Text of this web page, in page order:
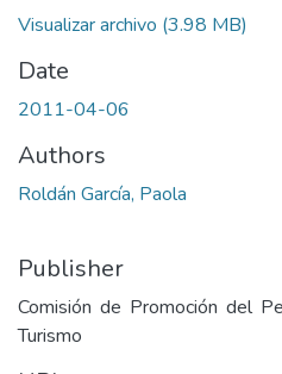
Visualizar archivo (3.98 MB)
Date
2011-04-06
Authors
Roldán García, Paola
Publisher
Comisión de Promoción del
Turismo